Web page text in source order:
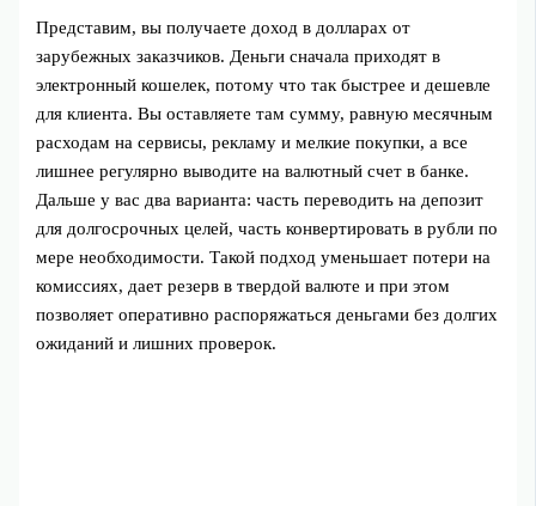
Представим, вы получаете доход в долларах от
зарубежных заказчиков. Деньги сначала приходят в
электронный кошелек, потому что так быстрее и дешевле
для клиента. Вы оставляете там сумму, равную месячным
расходам на сервисы, рекламу и мелкие покупки, а все
лишнее регулярно выводите на валютный счет в банке.
Дальше у вас два варианта: часть переводить на депозит
для долгосрочных целей, часть конвертировать в рубли по
мере необходимости. Такой подход уменьшает потери на
комиссиях, дает резерв в твердой валюте и при этом
позволяет оперативно распоряжаться деньгами без долгих
ожиданий и лишних проверок.